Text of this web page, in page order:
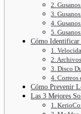
2.
3.
4.
5.
Cómo Identificar
1.
2. Archivos
3. Disco
4. Correos
Cómo Prevenir
Las 3 Mejores
1.